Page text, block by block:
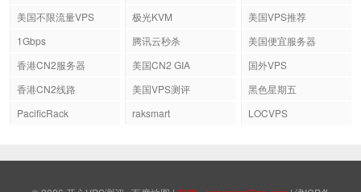
美国不限流量VPS
极光KVM
美国VPS推荐
1Gbps
腾讯云秒杀
美国便宜服务器
香港CN2服务器
美国CN2 GIA
国外VPS
香港CN2线路
美国VPS测评
黑色星期五
PacificRack
raksmart LOCVPS